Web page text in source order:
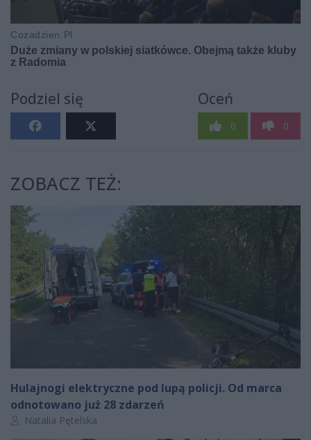
Podziel się Oceń
0 0
ZOBACZ TEŻ:
Hulajnogi elektryczne pod lupą policji. Od marca
odnotowano już 28 zdarzeń
Autor artykułu:
Natalia Pętelska